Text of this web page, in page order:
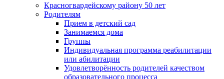
Красногвардейскому району 50 лет
Родителям
Прием в детский сад
Занимаемся дома
Группы
Индивидуальная программа реабилитации
или абилитации
Удовлетворённость родителей качеством
образовательного процесса